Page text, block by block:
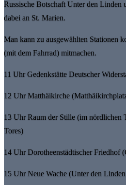
Russische Botschaft Unter den Linden
dabei an St. Marien.
Man kann zu ausgewählten Stationen
(mit dem Fahrrad) mitmachen.
11 Uhr Gedenkstätte Deutscher
12 Uhr Matthäikirche
13 Uhr Raum der Stille (im nördlichen
Tores)
14 Uhr Dorotheenstädtischer Friedhof
15 Uhr Neue Wache (Unter den